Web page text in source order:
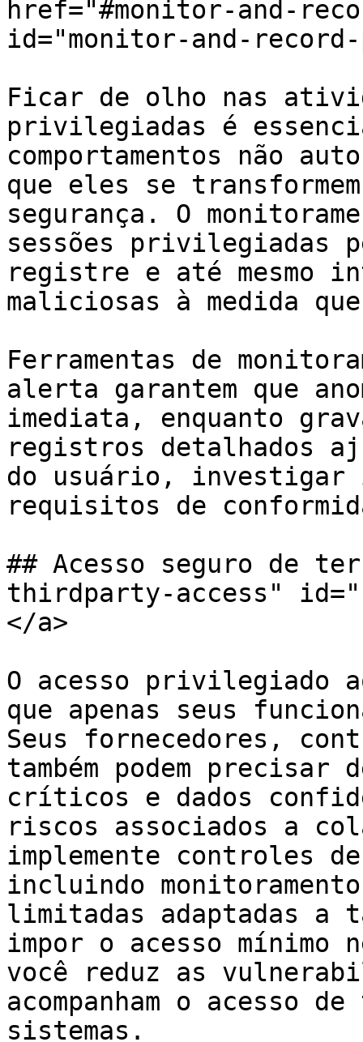
href="#monitor-and-
id="monitor-and-
Ficar de olho nas
privilegiadas é
comportamentos não
que eles se
segurança. O
sessões privilegiadas
registre e até mesmo
maliciosas à medida
Ferramentas de
alerta garantem que
imediata, enquanto
registros detalhados
do usuário, investigar
requisitos de
## Acesso seguro de
thirdparty-access"
</a>
O acesso privilegiado
que apenas seus
Seus fornecedores,
também podem precisar
críticos e dados
riscos associados a
implemente controles
incluindo
limitadas adaptadas a
impor o acesso
você reduz as
acompanham o acesso
sistemas.